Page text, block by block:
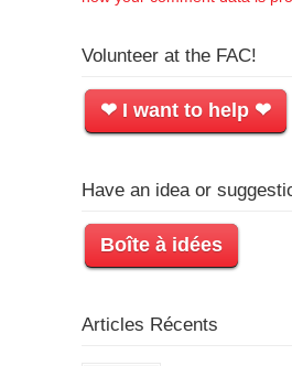
Volunteer at the FAC!
❤ I want to help ❤
Have an idea or
Boîte à idées
Articles Récents